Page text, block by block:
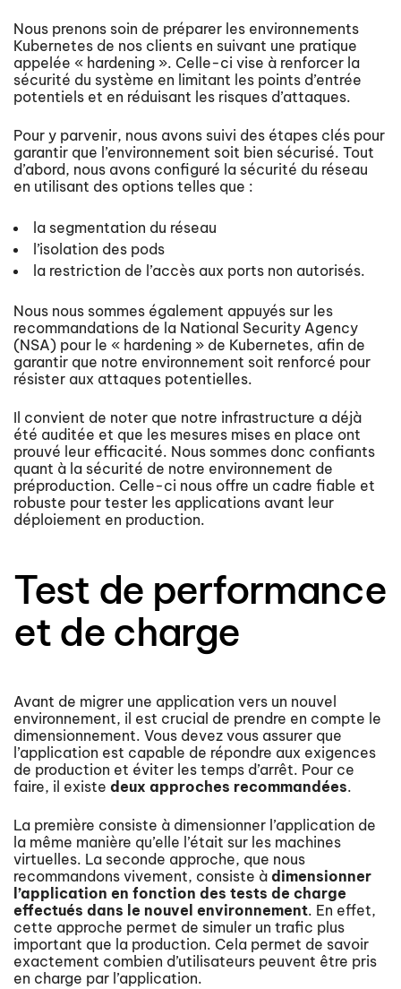
Nous prenons soin de préparer les environnements
Kubernetes de nos clients en suivant une pratique
appelée « hardening ». Celle-ci vise à renforcer la
sécurité du système en limitant les points d’entrée
potentiels et en réduisant les risques d’attaques.
Pour y parvenir, nous avons suivi des étapes clés pour
garantir que l’environnement soit bien sécurisé. Tout
d’abord, nous avons configuré la sécurité du réseau
en utilisant des options telles que :
la segmentation du réseau
l’isolation des pods
la restriction de l’accès aux ports non autorisés.
Nous nous sommes également appuyés sur les
recommandations de la National Security Agency
(NSA) pour le « hardening » de Kubernetes, afin de
garantir que notre environnement soit renforcé pour
résister aux attaques potentielles.
Il convient de noter que notre infrastructure a déjà
été auditée et que les mesures mises en place ont
prouvé leur efficacité. Nous sommes donc confiants
quant à la sécurité de notre environnement de
préproduction. Celle-ci nous offre un cadre fiable et
robuste pour tester les applications avant leur
déploiement en production.
Test de performance
et de charge
Avant de migrer une application vers un nouvel
environnement, il est crucial de prendre en compte le
dimensionnement. Vous devez vous assurer que
l’application est capable de répondre aux exigences
de production et éviter les temps d’arrêt. Pour ce
faire, il existe deux approches recommandées.
La première consiste à dimensionner l’application de
la même manière qu’elle l’était sur les machines
virtuelles. La seconde approche, que nous
recommandons vivement, consiste à dimensionner
l’application en fonction des tests de charge
effectués dans le nouvel environnement. En effet,
cette approche permet de simuler un trafic plus
important que la production. Cela permet de savoir
exactement combien d’utilisateurs peuvent être pris
en charge par l’application.